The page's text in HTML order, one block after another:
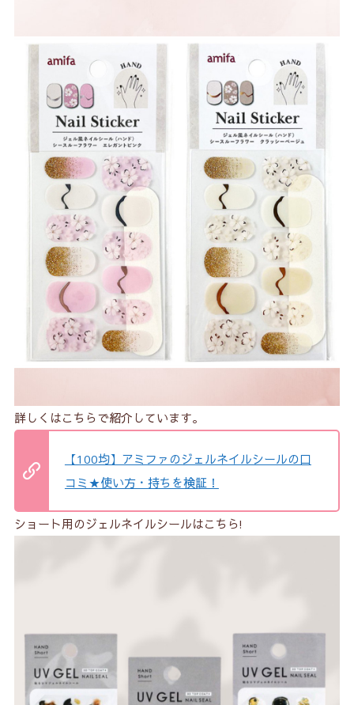
詳しくはこちらで紹介しています。
【100均】アミファのジェルネイルシールの口
コミ★使い方・持ちを検証！
ショート用のジェルネイルシールはこちら!